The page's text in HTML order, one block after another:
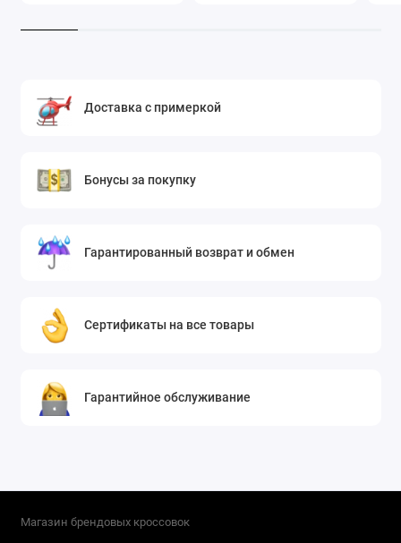
Доставка с примеркой
Бонусы за покупку
Гарантированный возврат и обмен
Сертификаты на все товары
Гарантийное обслуживание
Магазин брендовых кроссовок